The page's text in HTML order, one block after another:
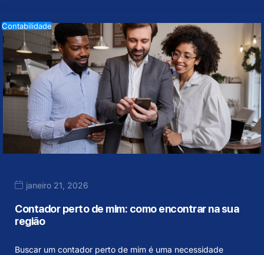
Contabilidade
janeiro 21, 2026
Contador perto de mim: como encontrar na sua
região
Buscar um contador perto de mim é uma necessidade